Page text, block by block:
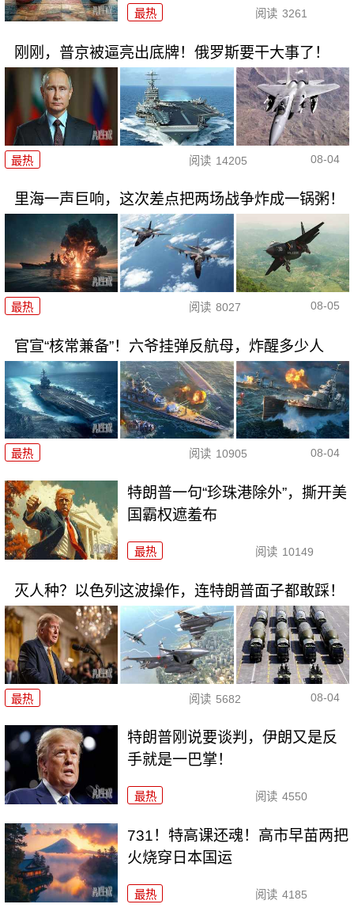
最热 阅读 3261
刚刚，普京被逼亮出底牌！俄罗斯要干大事了！
最热 阅读 14205 08-04
里海一声巨响，这次差点把两场战争炸成一锅粥！
最热 阅读 8027 08-05
官宣“核常兼备”！六爷挂弹反航母，炸醒多少人
最热 阅读 10905 08-04
特朗普一句“珍珠港除外”，撕开美
国霸权遮羞布
最热 阅读 10149
灭人种？以色列这波操作，连特朗普面子都敢踩！
最热 阅读 5682 08-04
特朗普刚说要谈判，伊朗又是反
手就是一巴掌！
最热 阅读 4550
731！特高课还魂！高市早苗两把
火烧穿日本国运
最热 阅读 4185